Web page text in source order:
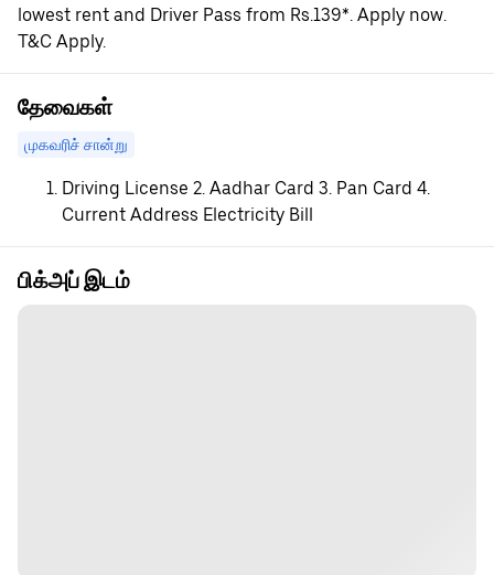
lowest rent and Driver Pass from Rs.139*. Apply now.
T&C Apply.
தேவைகள்
முகவரிச் சான்று
Driving License 2. Aadhar Card 3. Pan Card 4.
Current Address Electricity Bill
பிக்அப் இடம்